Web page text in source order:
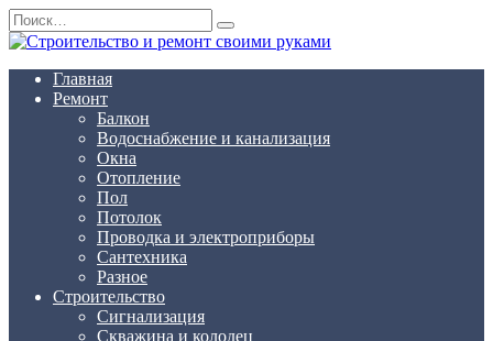
Перейти
к
содержанию
Search
for:
Главная
Ремонт
Балкон
Водоснабжение и канализация
Окна
Отопление
Пол
Потолок
Проводка и электроприборы
Сантехника
Разное
Строительство
Сигнализация
Скважина и колодец